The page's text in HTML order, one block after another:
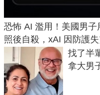
恐怖 AI 濫用！美國男
照後自殺，xAI 因防護
找了半
拿大男